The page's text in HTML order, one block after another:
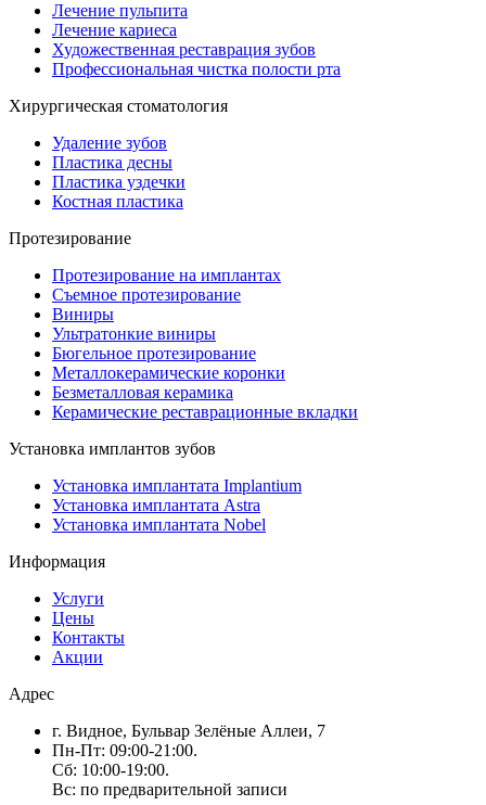
Лечение пульпита
Лечение кариеса
Художественная реставрация зубов
Профессиональная чистка полости рта
Хирургическая стоматология
Удаление зубов
Пластика десны
Пластика уздечки
Костная пластика
Протезирование
Протезирование на имплантах
Съемное протезирование
Виниры
Ультратонкие виниры
Бюгельное протезирование
Металлокерамические коронки
Безметалловая керамика
Керамические реставрационные вкладки
Установка имплантов зубов
Установка имплантата Implantium
Установка имплантата Astra
Установка имплантата Nobel
Информация
Услуги
Цены
Контакты
Акции
Адрес
г. Видное, Бульвар Зелёные Аллеи, 7
Пн-Пт: 09:00-21:00.
Сб: 10:00-19:00.
Вс: по предварительной записи